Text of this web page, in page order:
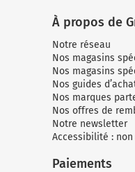
À propos de
Notre réseau
Nos magasins
Nos magasins
Nos guides
Nos marques
Nos offres de
Notre newsletter
Accessibilité :
Paiements